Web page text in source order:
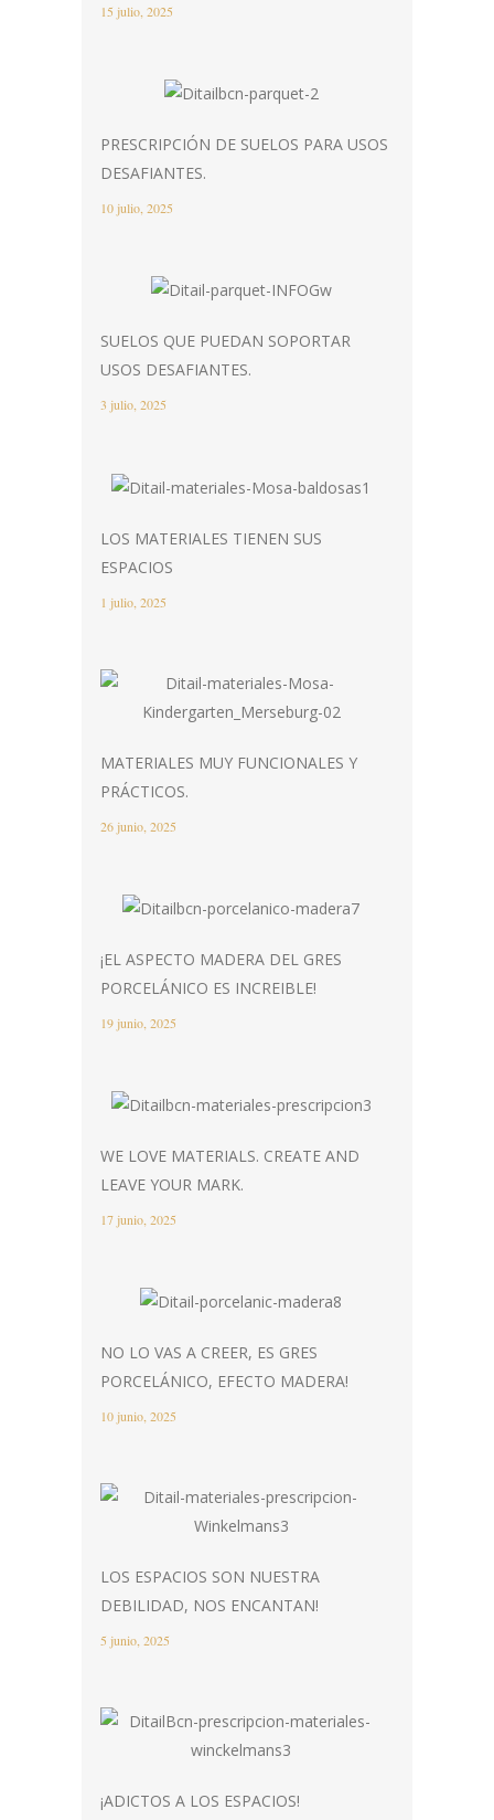
15 julio, 2025
PRESCRIPCIÓN DE SUELOS PARA USOS
DESAFIANTES.
10 julio, 2025
SUELOS QUE PUEDAN SOPORTAR
USOS DESAFIANTES.
3 julio, 2025
LOS MATERIALES TIENEN SUS
ESPACIOS
1 julio, 2025
MATERIALES MUY FUNCIONALES Y
PRÁCTICOS.
26 junio, 2025
¡EL ASPECTO MADERA DEL GRES
PORCELÁNICO ES INCREIBLE!
19 junio, 2025
WE LOVE MATERIALS. CREATE AND
LEAVE YOUR MARK.
17 junio, 2025
NO LO VAS A CREER, ES GRES
PORCELÁNICO, EFECTO MADERA!
10 junio, 2025
LOS ESPACIOS SON NUESTRA
DEBILIDAD, NOS ENCANTAN!
5 junio, 2025
¡ADICTOS A LOS ESPACIOS!